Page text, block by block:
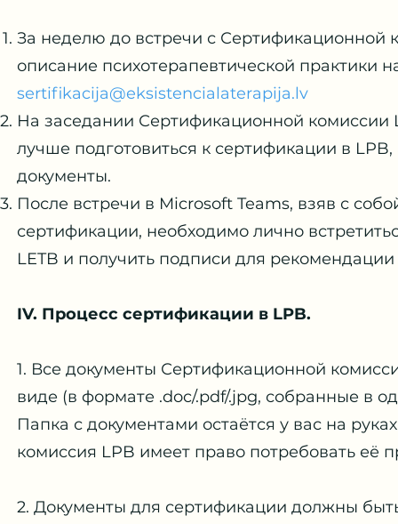
За неделю до встречи с Сертификационной
описание психотерапевтической практики
sertifikacija@eksistencialaterapija.lv
На заседании Сертификационной комиссии
лучше подготовиться к сертификации в
документы.
После встречи в Microsoft Teams, взяв с
сертификации, необходимо лично
LETB и получить подписи для
IV. Процесс сертификации в LPB.
1. Все документы Сертификационной
виде (в формате .doc/.pdf/.jpg, собранные в
Папка с документами остаётся у вас на
комиссия LPB имеет право потребовать её
2. Документы для сертификации должны